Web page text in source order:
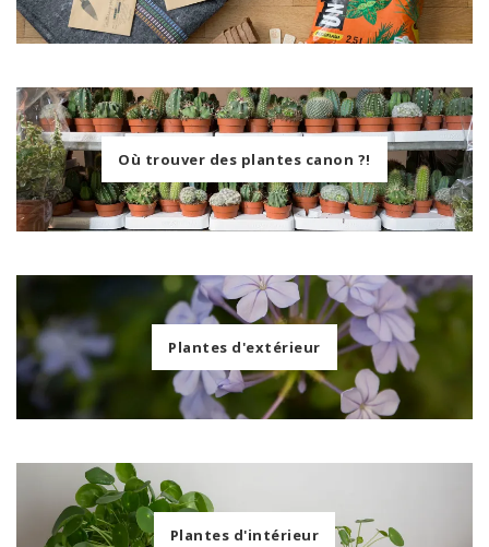
Où trouver des plantes canon ?!
Plantes d'extérieur
Plantes d'intérieur